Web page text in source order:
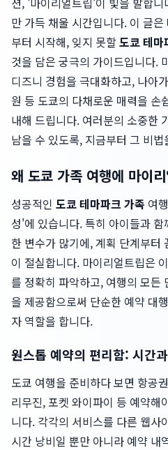
만 가득 채울 시간입니다. 이 글은
부터 시작해, 잊지 못할도쿄 테마
것을 담은 궁극의 가이드입니다.
디즈니 경험을 극대화하고, 나아
원 등 도쿄의 다채로운 매력을 손
내해 드립니다. 여러분의 소중한
남을 수 있도록, 지금부터 그 비
왜 도쿄 가족 여행에 마이
성공적인 도쿄 테마파크 가족 여
성'에 있습니다. 특히 아이들과
한 변수가 많기에, 계획 단계부터
이 절실합니다. 마이리얼트립은
를 정확히 파악하고, 여행의 모든
을 제공함으로써 단순한 예약 대
자 역할을 합니다.
원스톱 예약의 편리함: 시간
도쿄 여행을 준비하다 보면 항공
리무진, 포켓 와이파이 등 예약해
니다. 각각의 서비스를 다른 웹사
시간 낭비일 뿐만 아니라 예약 내